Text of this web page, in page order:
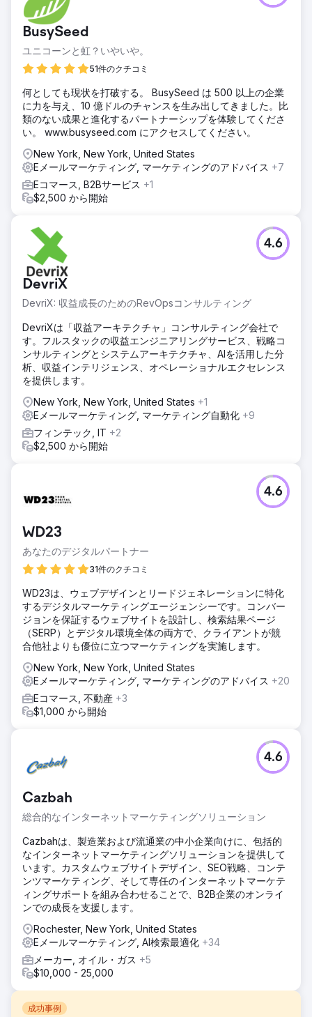
BusySeed
ユニコーンと虹？いやいや。
51件のクチコミ
何としても現状を打破する。 BusySeed は 500 以上の企業
に力を与え、10 億ドルのチャンスを生み出してきました。比
類のない成果と進化するパートナーシップを体験してくださ
い。 www.busyseed.com にアクセスしてください。
New York, New York, United States
Eメールマーケティング, マーケティングのアドバイス +7
Eコマース, B2Bサービス +1
$2,500 から開始
DevriX
DevriX: 収益成長のためのRevOpsコンサルティング
4.6
DevriXは「収益アーキテクチャ」コンサルティング会社で
す。フルスタックの収益エンジニアリングサービス、戦略コ
ンサルティングとシステムアーキテクチャ、AIを活用した分
析、収益インテリジェンス、オペレーショナルエクセレンス
を提供します。
New York, New York, United States +1
Eメールマーケティング, マーケティング自動化 +9
フィンテック, IT +2
$2,500 から開始
WD23
あなたのデジタルパートナー
31件のクチコミ
4.6
WD23は、ウェブデザインとリードジェネレーションに特化
するデジタルマーケティングエージェンシーです。コンバー
ジョンを保証するウェブサイトを設計し、検索結果ページ
（SERP）とデジタル環境全体の両方で、クライアントが競
合他社よりも優位に立つマーケティングを実施します。
New York, New York, United States
Eメールマーケティング, マーケティングのアドバイス +20
Eコマース, 不動産 +3
$1,000 から開始
Cazbah
総合的なインターネットマーケティングソリューション
4.6
Cazbahは、製造業および流通業の中小企業向けに、包括的
なインターネットマーケティングソリューションを提供して
います。カスタムウェブサイトデザイン、SEO戦略、コンテ
ンツマーケティング、そして専任のインターネットマーケテ
ィングサポートを組み合わせることで、B2B企業のオンライ
ンでの成長を支援します。
Rochester, New York, United States
Eメールマーケティング, AI検索最適化 +34
メーカー, オイル・ガス +5
$10,000 - 25,000
成功事例